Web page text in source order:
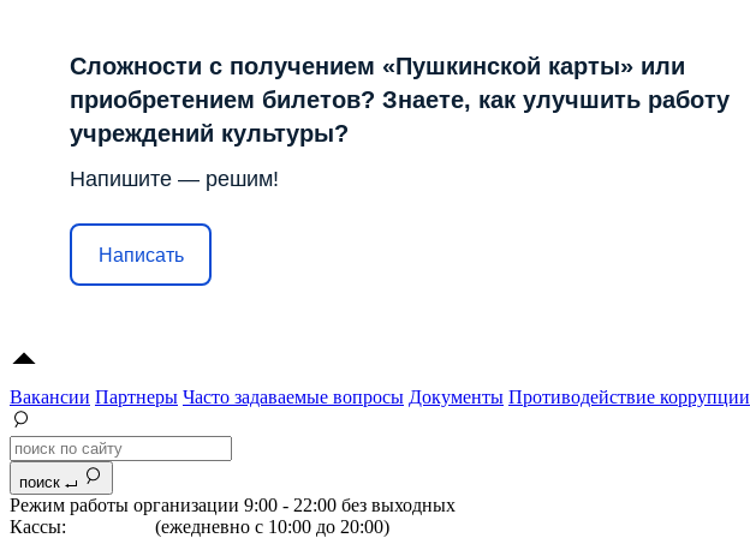
Сложности с получением «Пушкинской карты» или
приобретением билетов? Знаете, как улучшить работу
учреждений культуры?
Напишите — решим!
Написать
Вакансии Партнеры Часто задаваемые вопросы Документы Противодействие коррупции
поиск
Режим работы организации 9:00 - 22:00 без выходных
Кассы:
(ежедневно с 10:00 до 20:00)